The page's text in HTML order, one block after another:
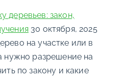
деревьев: закон,
30 октября, 2025
на участке или в
нужно разрешение на
по закону и какие